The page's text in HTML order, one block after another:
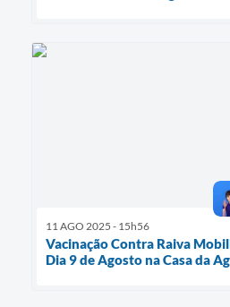
11 AGO 2025 - 15h56
Vacinação Contra Raiva
Dia 9 de Agosto na Casa da